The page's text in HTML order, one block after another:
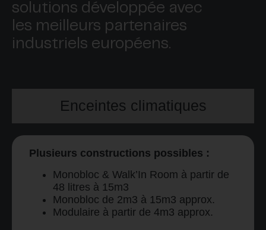
solutions développée avec
les meilleurs partenaires
industriels européens.
Enceintes climatiques
Plusieurs constructions possibles :
Monobloc & Walk’In Room à partir de
48 litres à 15m3
Monobloc de 2m3 à 15m3 approx.
Modulaire à partir de 4m3 approx.